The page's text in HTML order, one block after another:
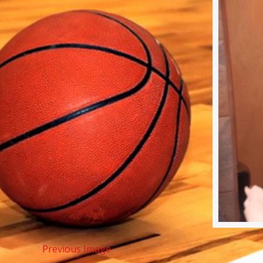
Previous Image